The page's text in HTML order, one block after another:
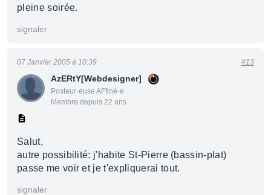
pleine soirée.
signaler
AzERtY[Webdesigner]
Posteur·euse AFfiné·e
Membre depuis 22 ans
07 Janvier 2005 à 10:39 #13
Salut,
autre possibilité: j'habite St-Pierre (bassin-plat)
passe me voir et je t'expliquerai tout.
signaler